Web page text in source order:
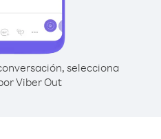
selecciona
Viber Out